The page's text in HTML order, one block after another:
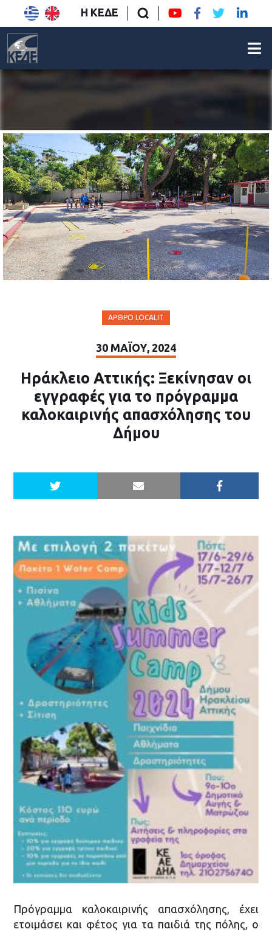
Η ΚΕΔΕ
ΆΡΘΡΟ LOCALIT
30 ΜΑΪ́ΟΥ, 2024
Ηράκλειο Αττικής: Ξεκίνησαν οι
εγγραφές για το πρόγραμμα
καλοκαιρινής απασχόλησης του
Δήμου
Πρόγραμμα καλοκαιρινής απασχόλησης, έχει
ετοιμάσει και φέτος για τα παιδιά της πόλης, ο